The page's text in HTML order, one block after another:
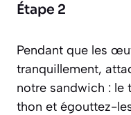
Étape 2
Pendant que les
tranquillement,
notre sandwich : le
thon et égouttez-